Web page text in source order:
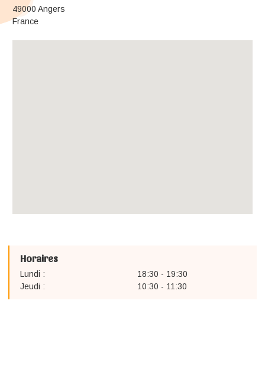
49000 Angers
France
Horaires
Lundi :
18:30 - 19:30
Jeudi :
10:30 - 11:30